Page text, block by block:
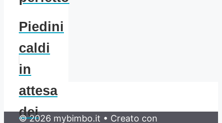
Piedini
caldi
in
attesa
dei
© 2026 mybimbo.it • Creato con